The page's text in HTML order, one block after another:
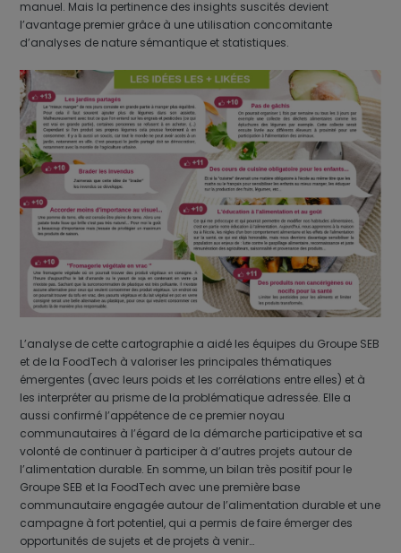
manuel. Mais la pertinence des insights suscités devient
l’avantage premier grâce à une utilisation concomitante
d’analyses de nature sémantique et statistiques.
L’analyse de cette cartographie a aidé les équipes du Groupe SEB
et de la FoodTech à valoriser les principales thématiques
émergentes (avec leurs poids et les corrélations entre elles) et à
les interpréter au prisme de la problématique adressée. Elle a
aussi confirmé l’appétence de ce premier noyau
communautaires à l’égard de la démarche participative et sa
volonté de continuer à participer à d’autres projets autour de
l’alimentation durable. En somme, un bilan très positif pour le
Groupe SEB et la FoodTech avec une première base
communautaire engagée autour de l’alimentation durable et une
campagne à fort potentiel, qui a permis de faire émerger des
opportunités de sujets et de projets à venir…